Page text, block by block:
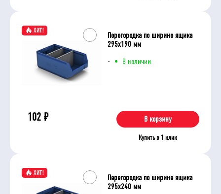
ХИТ!
- В наличии
Перегородка по ширине ящика
295х190 мм
102 ₽ В корзину
Купить в 1 клик
ХИТ!
Перегородка по ширине ящика
295х240 мм